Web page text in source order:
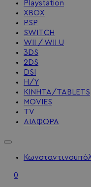
Playstation
XBOX
PSP
SWITCH
WII / WII U
3DS
2DS
DSI
Η/Υ
KINHTA/TABLETS
MOVIES
TV
ΔΙΑΦΟΡΑ
0